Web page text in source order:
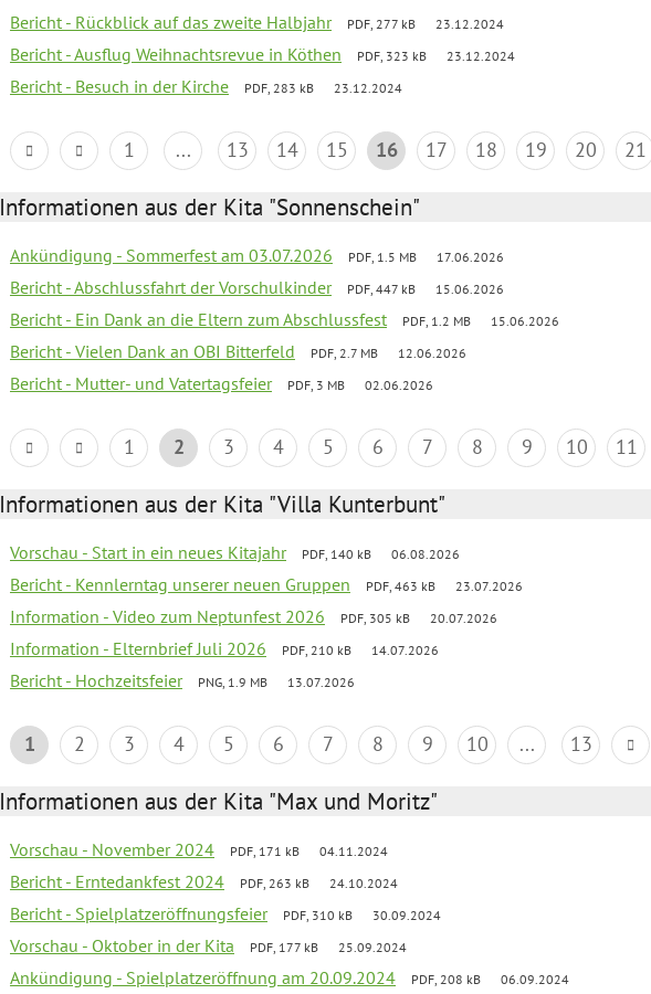
Bericht - Rückblick auf das zweite Halbjahr PDF, 277 kB 23.12.2024
Bericht - Ausflug Weihnachtsrevue in Köthen PDF, 323 kB 23.12.2024
Bericht - Besuch in der Kirche PDF, 283 kB 23.12.2024
1 ... 13 14 15 16 17 18 19 20 21
Informationen aus der Kita "Sonnenschein"
Ankündigung - Sommerfest am 03.07.2026 PDF, 1.5 MB 17.06.2026
Bericht - Abschlussfahrt der Vorschulkinder PDF, 447 kB 15.06.2026
Bericht - Ein Dank an die Eltern zum Abschlussfest PDF, 1.2 MB 15.06.2026
Bericht - Vielen Dank an OBI Bitterfeld PDF, 2.7 MB 12.06.2026
Bericht - Mutter- und Vatertagsfeier PDF, 3 MB 02.06.2026
1 2 3 4 5 6 7 8 9 10 11
Informationen aus der Kita "Villa Kunterbunt"
Vorschau - Start in ein neues Kitajahr PDF, 140 kB 06.08.2026
Bericht - Kennlerntag unserer neuen Gruppen PDF, 463 kB 23.07.2026
Information - Video zum Neptunfest 2026 PDF, 305 kB 20.07.2026
Information - Elternbrief Juli 2026 PDF, 210 kB 14.07.2026
Bericht - Hochzeitsfeier PNG, 1.9 MB 13.07.2026
1 2 3 4 5 6 7 8 9 10 ... 13
Informationen aus der Kita "Max und Moritz"
Vorschau - November 2024 PDF, 171 kB 04.11.2024
Bericht - Erntedankfest 2024 PDF, 263 kB 24.10.2024
Bericht - Spielplatzeröffnungsfeier PDF, 310 kB 30.09.2024
Vorschau - Oktober in der Kita PDF, 177 kB 25.09.2024
Ankündigung - Spielplatzeröffnung am 20.09.2024 PDF, 208 kB 06.09.2024